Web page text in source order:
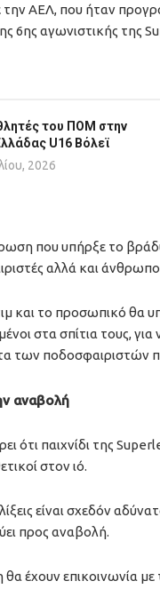
ΑΕΛ, που ήταν
6ης αγωνιστικής της
του ΠΟΜ στην
U16 Βόλεϊ
2026
που υπήρξε το
αλλά και
και το προσωπικό θα
στα σπίτια τους,
των ποδοσφαιριστών
αναβολή
ότι παιχνίδι της
στον ιό.
είναι σχεδόν
προς αναβολή.
θα έχουν επικοινωνία